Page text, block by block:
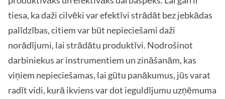
tiesa, ka daži cilvēki var efektīvi strādāt bez jebkādas
palīdzības, citiem var būt nepieciešami daži
norādījumi, lai strādātu produktīvi. Nodrošinot
darbiniekus ar instrumentiem un zināšanām, kas
viņiem nepieciešamas, lai gūtu panākumus, jūs varat
radīt vidi, kurā ikviens var dot ieguldījumu uzņēmuma